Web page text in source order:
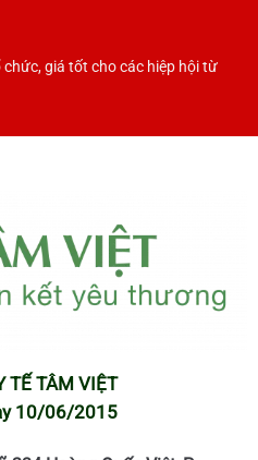
giá tốt cho các hiệp hội từ
TẾ TÂM VIỆT
10/06/2015